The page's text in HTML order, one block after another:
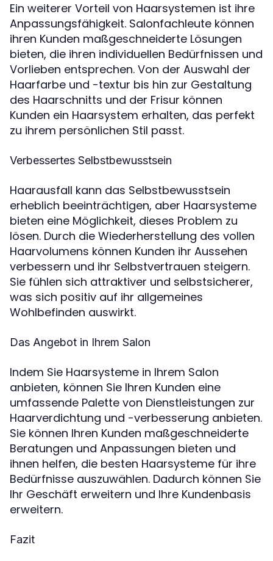
Ein weiterer Vorteil von Haarsystemen ist ihre
Anpassungsfähigkeit. Salonfachleute können
ihren Kunden maßgeschneiderte Lösungen
bieten, die ihren individuellen Bedürfnissen und
Vorlieben entsprechen. Von der Auswahl der
Haarfarbe und -textur bis hin zur Gestaltung
des Haarschnitts und der Frisur können
Kunden ein Haarsystem erhalten, das perfekt
zu ihrem persönlichen Stil passt.
Verbessertes Selbstbewusstsein
Haarausfall kann das Selbstbewusstsein
erheblich beeinträchtigen, aber Haarsysteme
bieten eine Möglichkeit, dieses Problem zu
lösen. Durch die Wiederherstellung des vollen
Haarvolumens können Kunden ihr Aussehen
verbessern und ihr Selbstvertrauen steigern.
Sie fühlen sich attraktiver und selbstsicherer,
was sich positiv auf ihr allgemeines
Wohlbefinden auswirkt.
Das Angebot in Ihrem Salon
Indem Sie Haarsysteme in Ihrem Salon
anbieten, können Sie Ihren Kunden eine
umfassende Palette von Dienstleistungen zur
Haarverdichtung und -verbesserung anbieten.
Sie können Ihren Kunden maßgeschneiderte
Beratungen und Anpassungen bieten und
ihnen helfen, die besten Haarsysteme für ihre
Bedürfnisse auszuwählen. Dadurch können Sie
Ihr Geschäft erweitern und Ihre Kundenbasis
erweitern.
Fazit